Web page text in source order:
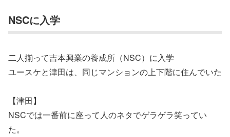
NSCに入学
二人揃って吉本興業の養成所（NSC）に入学
ユースケと津田は、同じマンションの上下階に住んでいた
【津田】
NSCでは一番前に座って人のネタでゲラゲラ笑ってい
た。